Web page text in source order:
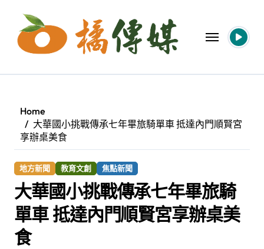
content
Home
大華國小挑戰傳承七年畢旅騎單車 抵達內門順賢宮
享辦桌美食
地方新聞 教育文創 焦點新聞
大華國小挑戰傳承七年畢旅騎
單車 抵達內門順賢宮享辦桌美
食